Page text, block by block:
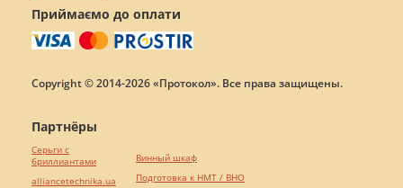
Приймаємо до оплати
Copyright © 2014-2026 «Протокол». Все права защищены.
Партнёры
Серьги с
бриллиантами
alliancetechnika.ua
Винный шкаф
Подготовка к НМТ / ВНО